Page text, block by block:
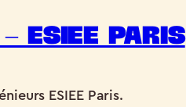
ESIEE Paris
ESIEE Paris.